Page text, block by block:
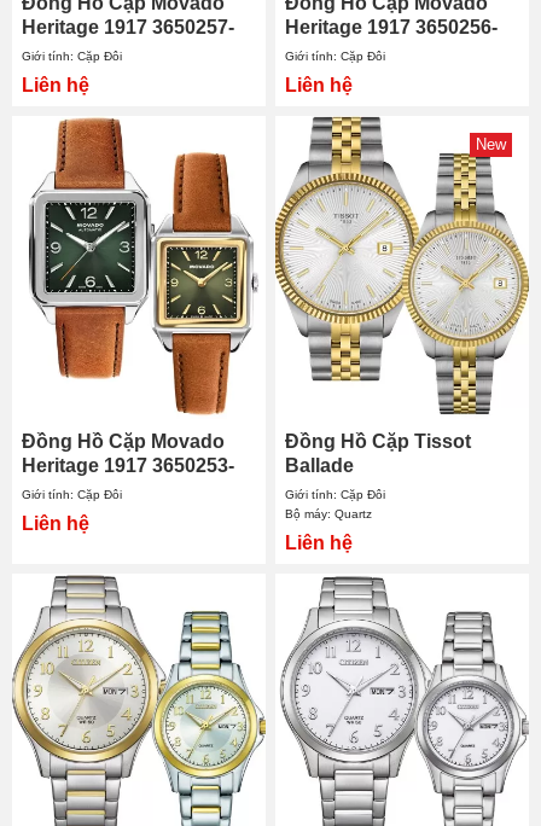
hài lòng về chất lượng sản phẩm của đồng hồ chính hãng
Heritage 1917 3650257-
3650249
Giới tính: Cặp Đôi
Liên hệ
Heritage 1917 3650256-
3650248
Giới tính: Cặp Đôi
Liên hệ
Đồng Hồ Cặp Movado
Heritage 1917 3650253-
3650246
Giới tính: Cặp Đôi
Liên hệ
New
Đồng Hồ Cặp Tissot
Ballade
T156.410.22.031.00 -
T156.210.22.031.00
Giới tính: Cặp Đôi
Bộ máy: Quartz
Liên hệ